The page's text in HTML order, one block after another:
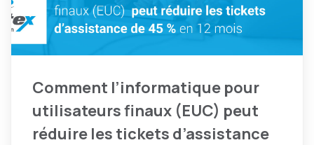
Comment l’informatique pour
utilisateurs finaux (EUC) peut
réduire les tickets d’assistance